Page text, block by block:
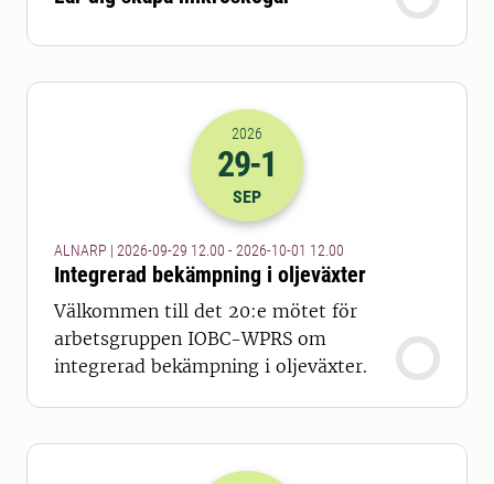
2026-29-09 10:00
2026
29-1
SEP
ALNARP | 2026-09-29 12.00 - 2026-10-01 12.00
Integrerad bekämpning i oljeväxter
Välkommen till det 20:e mötet för
arbetsgruppen IOBC-WPRS om
integrerad bekämpning i oljeväxter.